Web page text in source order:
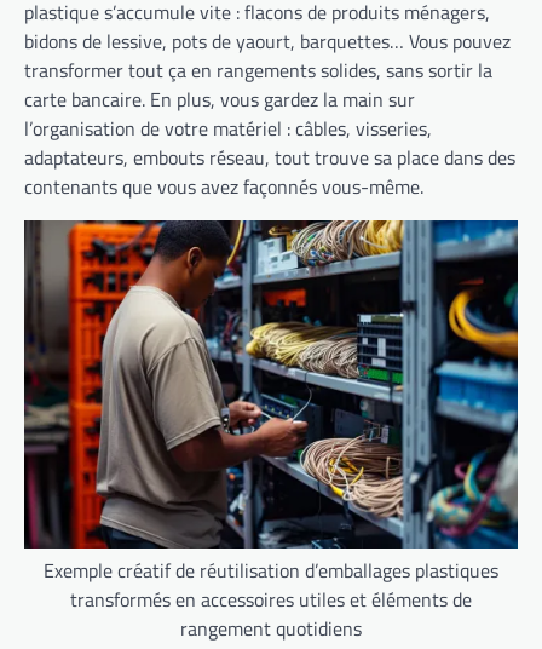
plastique s’accumule vite : flacons de produits ménagers,
bidons de lessive, pots de yaourt, barquettes… Vous pouvez
transformer tout ça en rangements solides, sans sortir la
carte bancaire. En plus, vous gardez la main sur
l’organisation de votre matériel : câbles, visseries,
adaptateurs, embouts réseau, tout trouve sa place dans des
contenants que vous avez façonnés vous-même.
Exemple créatif de réutilisation d’emballages plastiques
transformés en accessoires utiles et éléments de
rangement quotidiens